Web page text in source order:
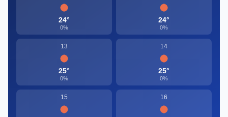
24°
0%
24°
0%
13
25°
0%
14
25°
0%
15 16